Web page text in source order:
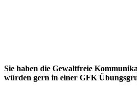
Sie haben die Gewaltfreie
würden gern in einer GFK